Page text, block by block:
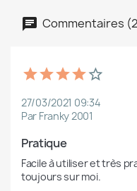
Commentaires
27/03/2021 09:34
Par Franky 2001
Pratique
Facile à utiliser et très
toujours sur moi.